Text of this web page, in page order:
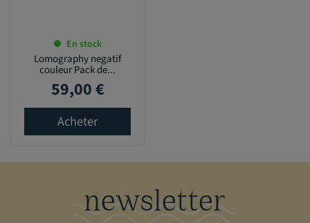
En stock
Lomography negatif
couleur Pack de...
Prix
59,00 €
Acheter
newsletter